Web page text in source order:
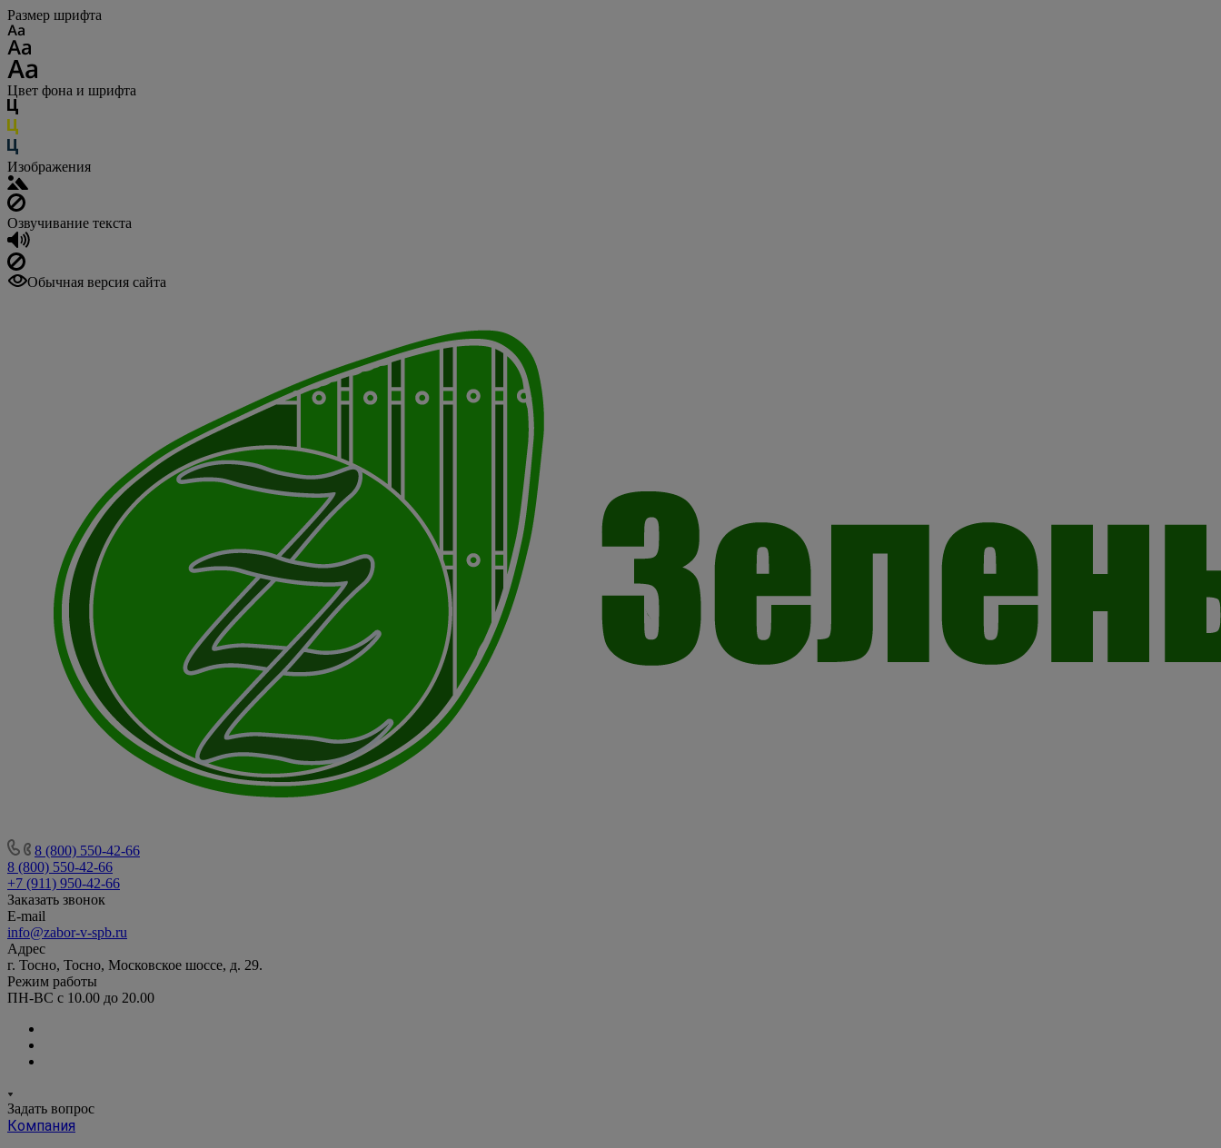
Размер шрифта
Цвет фона и шрифта
Изображения
Озвучивание текста
Обычная версия сайта
8 (800) 550-42-66
8 (800) 550-42-66
+7 (911) 950-42-66
Заказать звонок
E-mail
info@zabor-v-spb.ru
Адрес
г. Тосно, Тосно, Московское шоссе, д. 29.
Режим работы
ПН-ВС с 10.00 до 20.00
Задать вопрос
Компания